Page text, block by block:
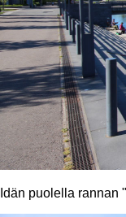
Idän puolella rannan